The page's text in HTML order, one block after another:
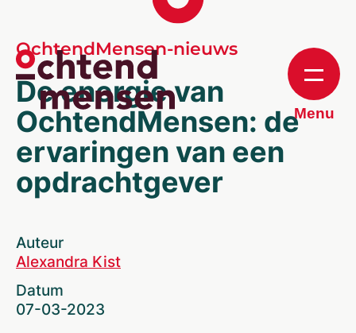
Menu
OchtendMensen-nieuws
De energie van
OchtendMensen: de
ervaringen van een
opdrachtgever
Auteur
Alexandra Kist
Datum
07-03-2023